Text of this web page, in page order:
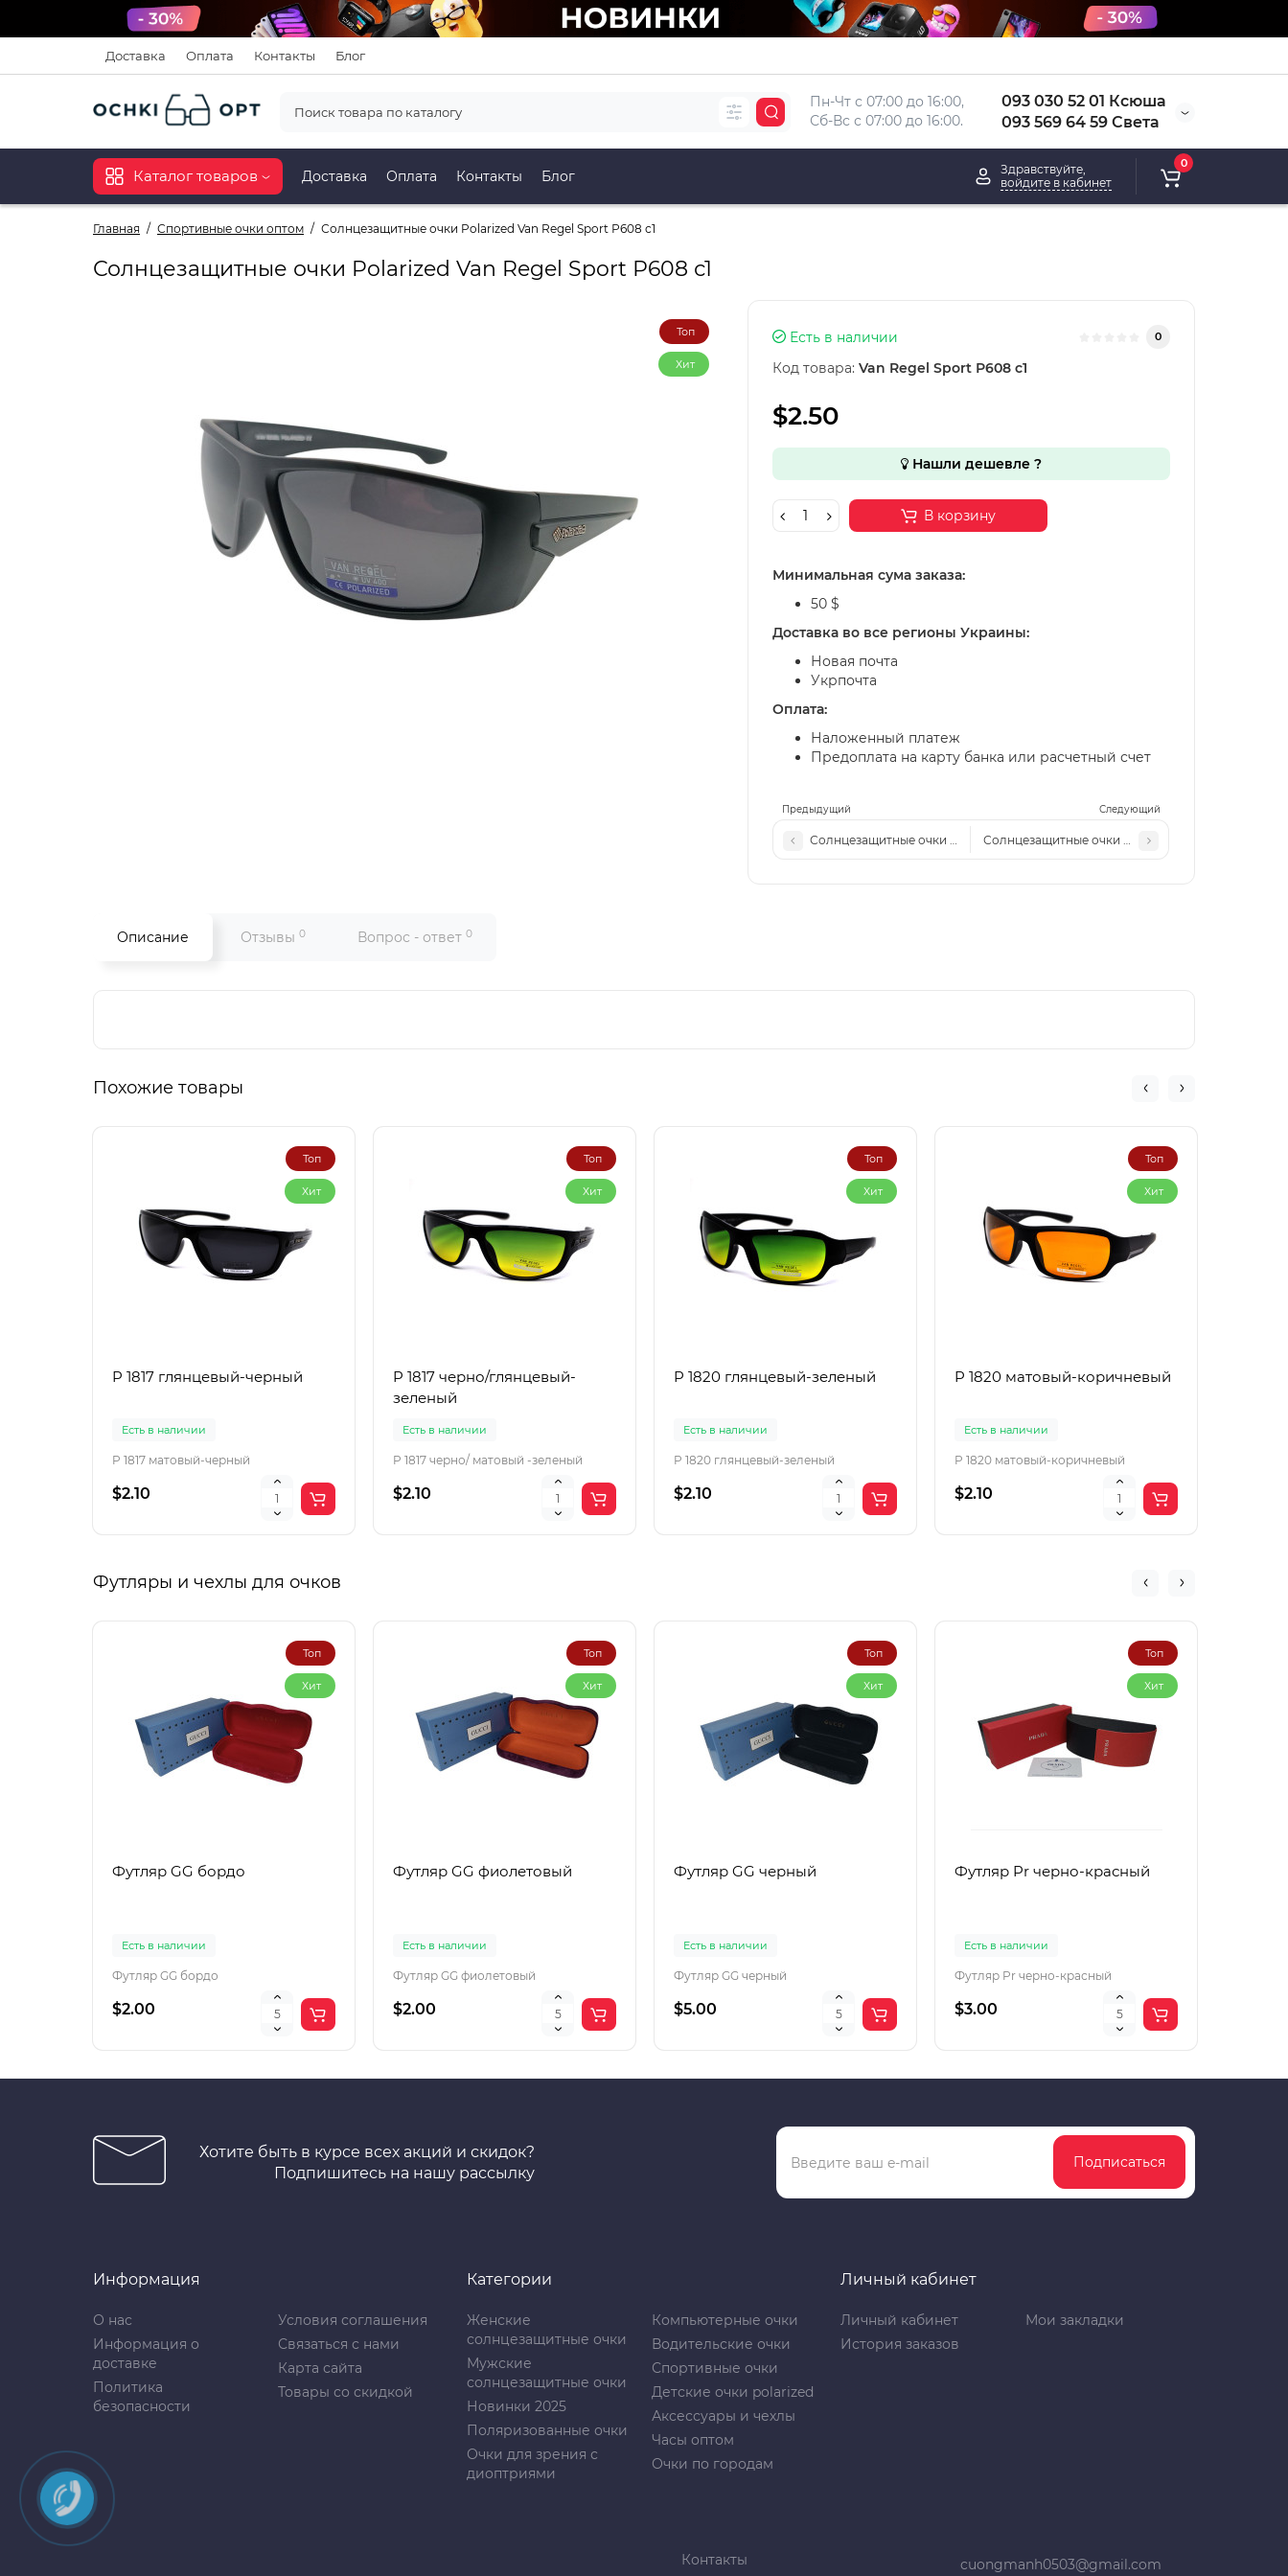
Доставка Оплата Контакты Блог
Пн-Чт с 07:00 до 16:00,
Сб-Вс с 07:00 до 16:00.
093 030 52 01 Ксюша
093 569 64 59 Света
Каталог товаров Доставка Оплата Контакты Блог
Здравствуйте,
войдите в кабинет
0
Главная Спортивные очки оптом Солнцезащитные очки Polarized Van Regel Sport Р608 с1
Солнцезащитные очки Polarized Van Regel Sport Р608 с1
Топ
Хит
Предыдущий Следующий
Солнцезащитные очки Polarized Van Regel Sport Р608 с2
Солнцезащитные очки Polarized Van Regel Sport
Есть в наличии 0
Код товара: Van Regel Sport Р608 с1
$2.50
Нашли дешевле ?
В корзину
Минимальная сума заказа:
50 $
Доставка во все регионы Украины:
Новая почта
Укрпочта
Оплата:
Наложенный платеж
Предоплата на карту банка или расчетный счет
Описание Отзывы 0 Вопрос - ответ 0
Похожие товары
Топ
Хит
P 1817 глянцевый-черный
Есть в наличии
P 1817 матовый-черный
$2.10
Топ
Хит
P 1817 черно/глянцевый-
зеленый
Есть в наличии
P 1817 черно/ матовый -зеленый
$2.10
Топ
Хит
P 1820 глянцевый-зеленый
Есть в наличии
P 1820 глянцевый-зеленый
$2.10
Топ
Хит
P 1820 матовый-коричневый
Есть в наличии
P 1820 матовый-коричневый
$2.10
Футляры и чехлы для очков
Топ
Хит
Футляр GG бордо
Есть в наличии
Футляр GG бордо
$2.00
Топ
Хит
Футляр GG фиолетовый
Есть в наличии
Футляр GG фиолетовый
$2.00
Топ
Хит
Футляр GG черный
Есть в наличии
Футляр GG черный
$5.00
Топ
Хит
Футляр Pr черно-красный
Есть в наличии
Футляр Pr черно-красный
$3.00
Хотите быть в курсе всех акций и скидок?
Подпишитесь на нашу рассылку
Подписаться
Информация
О нас
Информация о
доставке
Политика
безопасности
Условия соглашения
Связаться с нами
Карта сайта
Товары со скидкой
Категории
Женские
солнцезащитные очки
Мужские
солнцезащитные очки
Новинки 2025
Поляризованные очки
Очки для зрения с
диоптриями
Компьютерные очки
Водительские очки
Спортивные очки
Детские очки polarized
Аксессуары и чехлы
Часы оптом
Очки по городам
Личный кабинет
Личный кабинет
История заказов
Мои закладки
Контакты cuongmanh0503@gmail.com